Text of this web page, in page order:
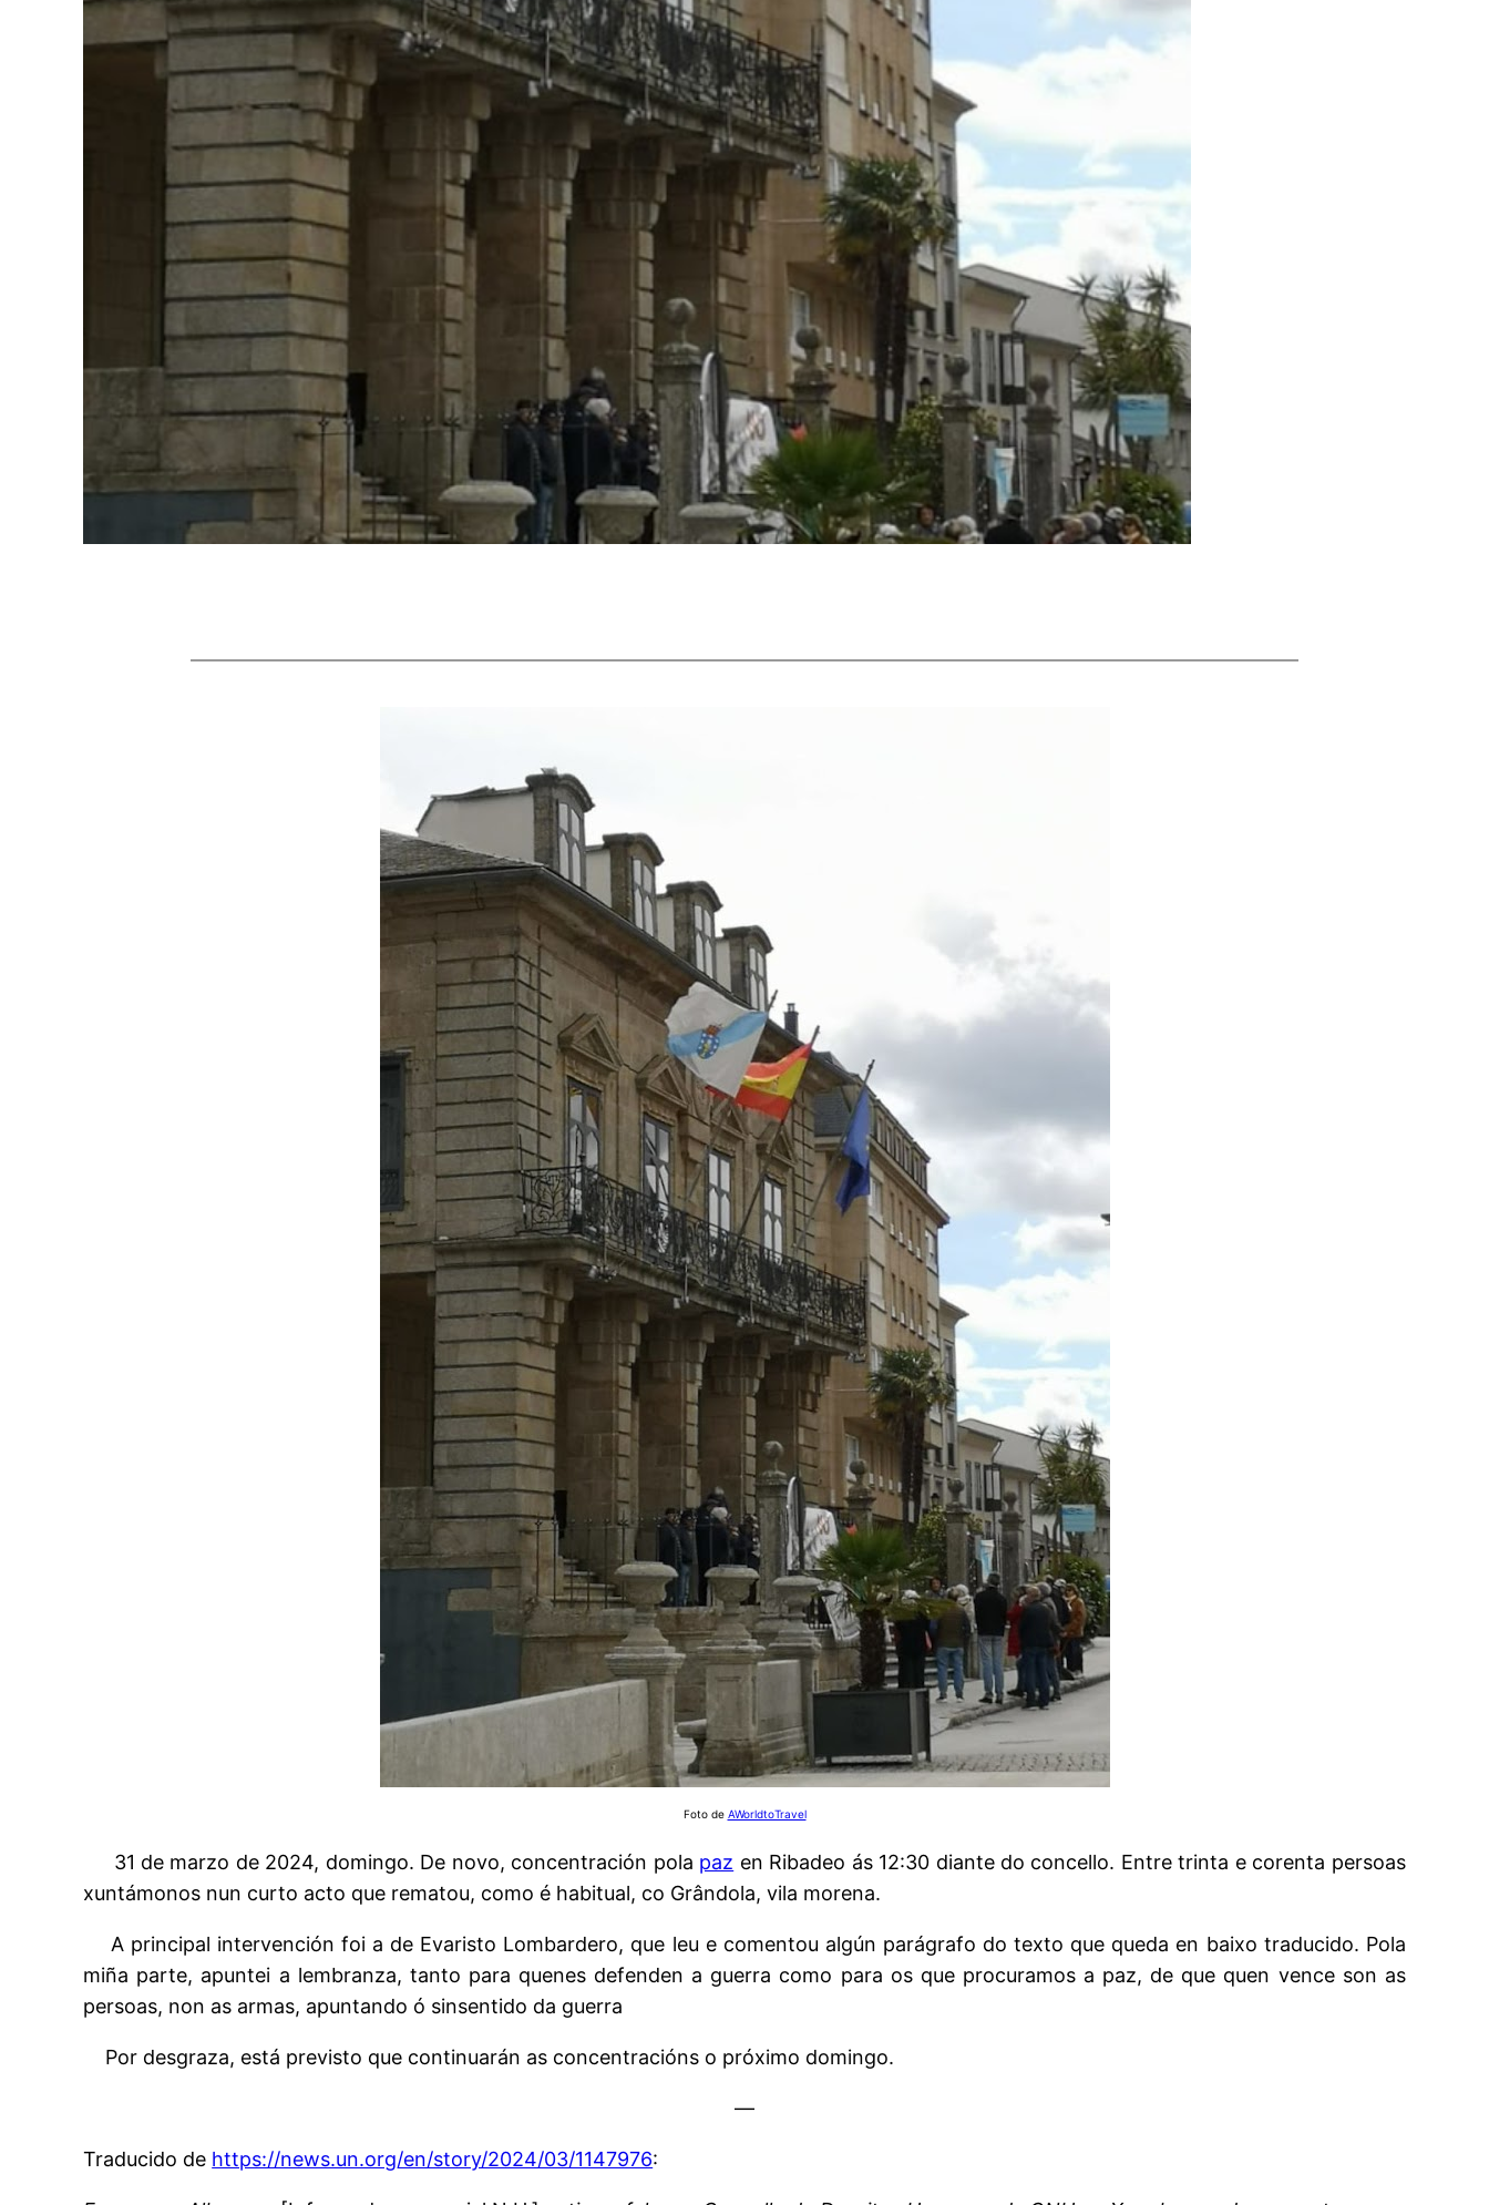
Foto de AWorldtoTravel
31 de marzo de 2024, domingo. De novo, concentración pola paz en Ribadeo ás 12:30 diante do concello. Entre trinta e corenta persoas
xuntámonos nun curto acto que rematou, como é habitual, co Grândola, vila morena.
A principal intervención foi a de Evaristo Lombardero, que leu e comentou algún parágrafo do texto que queda en baixo traducido. Pola
miña parte, apuntei a lembranza, tanto para quenes defenden a guerra como para os que procuramos a paz, de que quen vence son as
persoas, non as armas, apuntando ó sinsentido da guerra
Por desgraza, está previsto que continuarán as concentracións o próximo domingo.
—
Traducido de https://news.un.org/en/story/2024/03/1147976: